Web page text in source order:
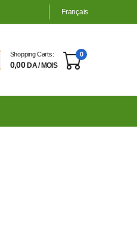
Français
Shopping Carts:
0,00DA / MOIS
0